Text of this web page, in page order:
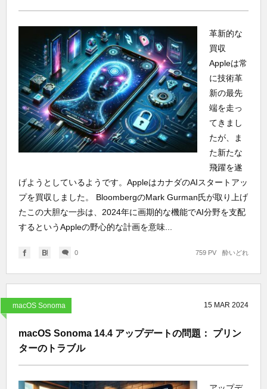
革新的な
買収
Appleは常
に技術革
新の最先
端を走っ
てきまし
たが、ま
た新たな
飛躍を遂
げようとしているようです。AppleはカナダのAIスタートアッ
プを買収しました。 BloombergのMark Gurman氏が取り上げ
たこの大胆な一歩は、2024年に画期的な機能でAI分野を支配
するというAppleの野心的な計画を意味...
0 酔いどれ
759 PV
macOS Sonoma 15 MAR 2024
macOS Sonoma 14.4 アップデートの問題： プリン
ターのトラブル